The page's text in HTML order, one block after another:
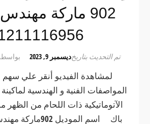
902 ماركة
تم التحديث بتاريخديسمبر 9, 2023
لمشاهدة الفيديو أنقر علي
المواصفات الفنية و الهندسية لماكينة
باك اسم الموديل